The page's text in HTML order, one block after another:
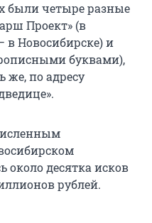
были четыре разные
Проект» (в
в Новосибирске) и
буквами),
же, по адресу
около десятка исков
рублей.